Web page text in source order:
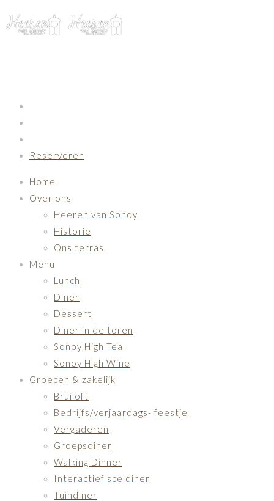
Reserveren
Home
Over ons
Heeren van Sonoy
Historie
Ons terras
Menu
Lunch
Diner
Dessert
Diner in de toren
Sonoy High Tea
Sonoy High Wine
Groepen & zakelijk
Bruiloft
Bedrijfs/verjaardags- feestje
Vergaderen
Groepsdiner
Walking Dinner
Interactief speldiner
Tuindiner